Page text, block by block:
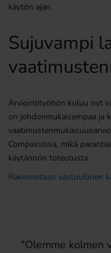
käytön ajan.
Sujuvampi
Arviointityöhön kuluu nyt
on johdonmukaisempaa ja
Compassissa, mikä
käytännön toteutusta.
Rakennetaan vastuullinen
"Olemme kolmen